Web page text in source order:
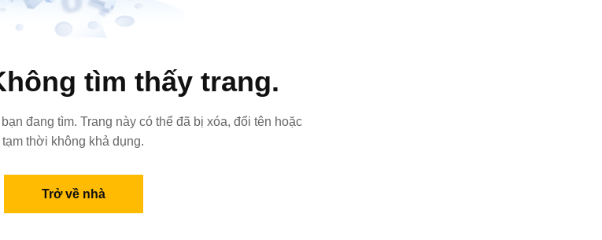
tìm thấy trang.
đang tìm. Trang này có thể đã bị xóa, đổi tên hoặc
tạm thời không khả dụng.
Trở về nhà